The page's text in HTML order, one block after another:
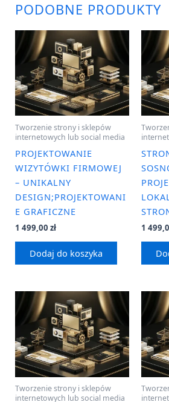
PODOBNE PRODUKTY
Tworzenie strony i sklepów
internetowych lub social media
PROJEKTOWANIE
WIZYTÓWKI FIRMOWEJ
– UNIKALNY
DESIGN;PROJEKTOWANI
E GRAFICZNE
1 499,00 zł
Dodaj do koszyka
1
Tworzenie strony i sklepów
internetowych lub social media